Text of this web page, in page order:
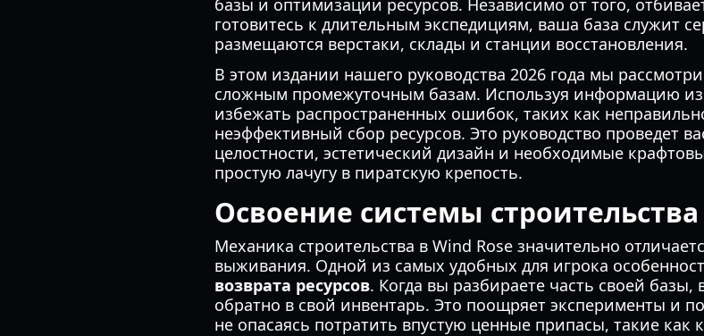
базы и оптимизации ресурсов. Независимо от того,
готовитесь к длительным экспедициям, ваша база служит
размещаются верстаки, склады и станции восстановления.
В этом издании нашего руководства 2026 года мы
сложным промежуточным базам. Используя информацию из
избежать распространенных ошибок, таких как
неэффективный сбор ресурсов. Это руководство проведет
целостности, эстетический дизайн и необходимые
простую лачугу в пиратскую крепость.
Освоение системы
Механика строительства в Wind Rose значительно
выживания. Одной из самых удобных для игрока
возврата ресурсов. Когда вы разбираете часть своей
обратно в свой инвентарь. Это поощряет эксперименты и
не опасаясь потратить впустую ценные припасы, такие как